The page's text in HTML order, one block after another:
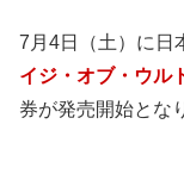
7月4日（土）に日
イジ・オブ・ウル
券が発売開始とな